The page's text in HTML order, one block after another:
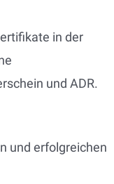
in der
und ADR.
und erfolgreichen